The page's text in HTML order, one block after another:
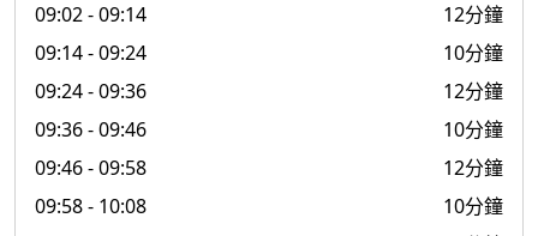
09:02- 09:14
12分鐘
09:14- 09:24
10分鐘
09:24- 09:36
12分鐘
09:36- 09:46
10分鐘
09:46- 09:58
12分鐘
09:58- 10:08
10分鐘